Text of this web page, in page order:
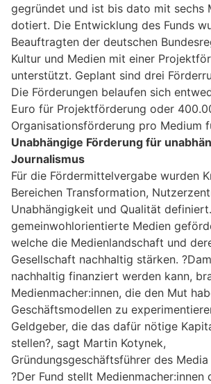
gegründet und ist bis dato mit sechs
dotiert. Die Entwicklung des Funds
Beauftragten der deutschen
Kultur und Medien mit einer
unterstützt. Geplant sind drei
Die Förderungen belaufen sich
Euro für Projektförderung oder
Organisationsförderung pro Medium
Unabhängige Förderung für
Journalismus
Für die Fördermittelvergabe wurden
Bereichen Transformation,
Unabhängigkeit und Qualität
gemeinwohlorientierte Medien
welche die Medienlandschaft und
Gesellschaft nachhaltig stärken.
nachhaltig finanziert werden kann,
Medienmacher:innen, die den Mut
Geschäftsmodellen zu
Geldgeber, die das dafür nötige
stellen?, sagt Martin Kotynek,
Gründungsgeschäftsführer des Media
?Der Fund stellt Medienmacher:innen